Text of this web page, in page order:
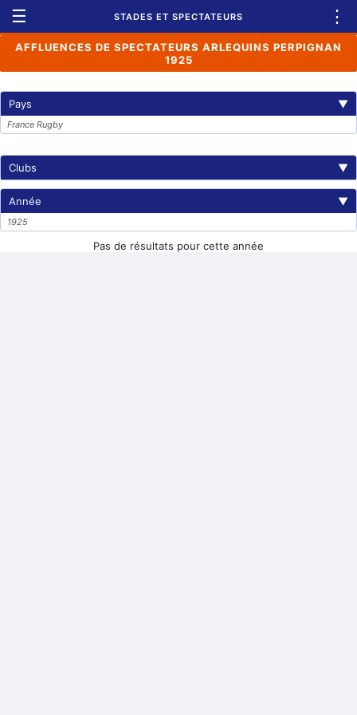
☰ STADES ET SPECTATEURS ⋮
AFFLUENCES DE SPECTATEURS ARLEQUINS PERPIGNAN
1925
Pays ▼
France Rugby
Clubs ▼
Année ▼
1925
Pas de résultats pour cette année